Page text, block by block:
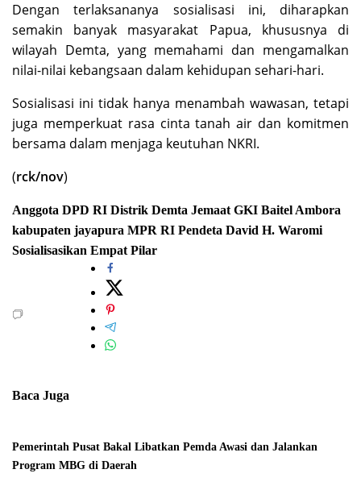
Dengan terlaksananya sosialisasi ini, diharapkan
semakin banyak masyarakat Papua, khususnya di
wilayah Demta, yang memahami dan mengamalkan
nilai-nilai kebangsaan dalam kehidupan sehari-hari.
Sosialisasi ini tidak hanya menambah wawasan, tetapi
juga memperkuat rasa cinta tanah air dan komitmen
bersama dalam menjaga keutuhan NKRI.
(rck/nov)
Anggota DPD RI Distrik Demta Jemaat GKI Baitel Ambora
kabupaten jayapura MPR RI Pendeta David H. Waromi
Sosialisasikan Empat Pilar
Baca Juga
Pemerintah Pusat Bakal Libatkan Pemda Awasi dan Jalankan
Program MBG di Daerah